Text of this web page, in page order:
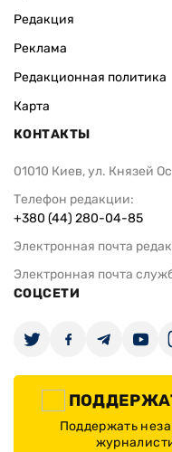
Редакция
Реклама
Редакционная политика
Карта
КОНТАКТЫ
01010 Киев, ул. Князей
Телефон редакции:
+380 (44) 280-04-85
Электронная почта
Электронная почта
СОЦСЕТИ
Поддержать